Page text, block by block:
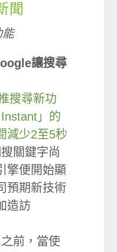
聞
能
讓搜尋
搜尋新功
」的
減少2至5秒
關鍵字尚
擎便開始顯
預期新技術
造訪
前，當使